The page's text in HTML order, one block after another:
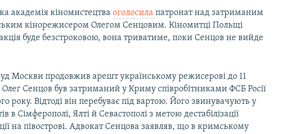
академія кіномистецтваоголосилапатронат над затриманим
кінорежисером Олегом Сенцовим. Кіномитці Польщі
буде безстроковою, вона триватиме, поки Сенцов не вийде
Москви продовжив арешт українському режисерові до 11
Олег Сенцов був затриманий у Криму співробітниками ФСБ Росії
року. Відтоді він перебуває під вартою. Його звинувачують у
в Сімферополі, Ялті й Севастополі з метою дестабілізації
на півострові. Адвокат Сенцова заявляв, що в кримському